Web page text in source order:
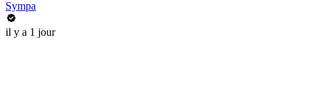
Sympa
il y a 1 jour